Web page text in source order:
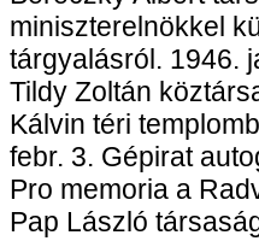
miniszterelnökkel
tárgyalásról. 1946.
Tildy Zoltán
Kálvin téri
febr. 3. Gépirat
Pro memoria a
Pap László